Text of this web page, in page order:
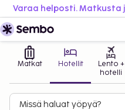
Matkat Hotellit
Lento +
hotelli
Missä haluat yöpyä?